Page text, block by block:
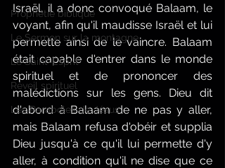
Prophétie biblique
Le Sermon sur la montagne
Le Saint-Esprit
Réveil spirituel
Les Paraboles de Jésus
Israël, il a donc convoqué Balaam, le
voyant, afin qu'il maudisse Israël et lui
permette ainsi de le vaincre. Balaam
était capable d'entrer dans le monde
spirituel et de prononcer des
malédictions sur les gens. Dieu dit
d'abord à Balaam de ne pas y aller,
mais Balaam refusa d'obéir et supplia
Dieu jusqu'à ce qu'il lui permette d'y
aller, à condition qu'il ne dise que ce